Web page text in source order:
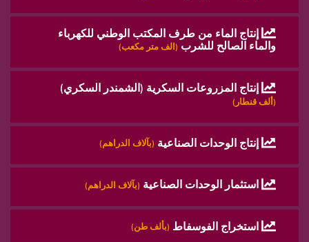
إنتاج الماء من طرف المكتب الوطني للكهرباء
والماء الصالح للشرب (الف متر مكعب)
إنتاج المزروعات السكرية (الشمندر السكري)
(ألف قنطار)
إنتاج الوحدات الصناعية (بآلاف الدراهم)
استثمار الوحدات الصناعية (بآلاف الدراهم)
استخراج الفوسفاط (بألف طن)